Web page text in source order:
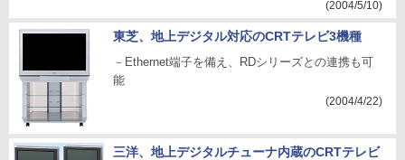
(2004/5/10)
東芝、地上デジタル対応のCRTテレビ3機種
－Ethernet端子を備え、RDシリーズとの連携も可
能
(2004/4/22)
三洋、地上デジタルチューナ内蔵のCRTテレビ